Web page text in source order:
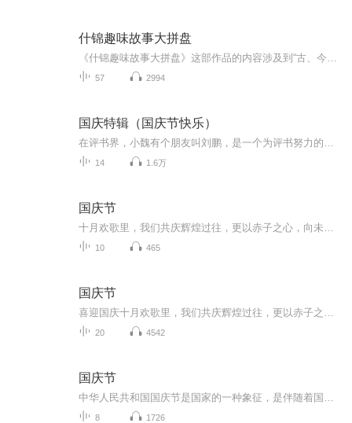
什锦趣味故事大拼盘
57 2994
国庆特辑（国庆节快乐）
14 1.6万
国庆节
10 465
国庆节
20 4542
国庆节
8 1726